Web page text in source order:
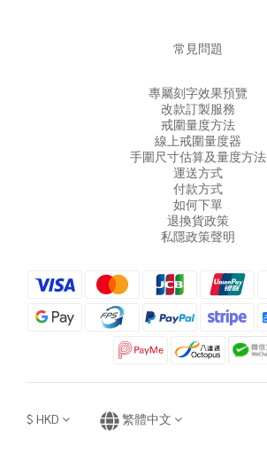
常見問題
專屬刻字效果預覽
改款訂製服務
戒圍量度方法
線上戒圍量度器
手圍尺寸估算及量度方法
運送方式
付款方式
如何下單
退換貨政策
私隱政策聲明
$ HKD 繁體中文